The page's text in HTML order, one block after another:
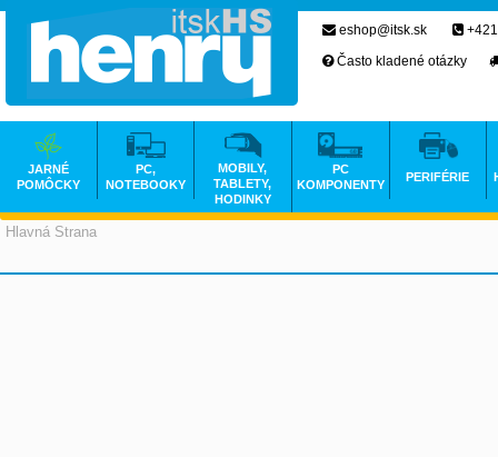
Hlavná Strana
eshop@itsk.sk
Často kladené otázky
JARNÉ
POMÔCKY
PC,
NOTEBOOKY
MOBILY,
TABLETY,
HODINKY
PC
KOMPONENTY
PERIFÉRIE